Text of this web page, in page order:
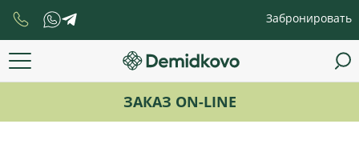
Забронировать
ЗАКАЗ ON-LINE